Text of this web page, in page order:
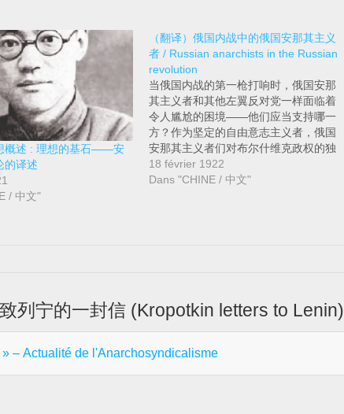
概述 : 理想的基石——安
的译述
/ 中文"
（翻译）俄国内战中的俄国安那其主义
者 / Russian anarchists in the Russian
revolution
当俄国内战的第一枪打响时，俄国安那
其主义者和其他左翼反对党一样面临着
令人尴尬的困境——他们应当支持哪一
方？作为坚定的自由意志主义者，俄国
安那其主义者们对布尔什维克政权的独
裁政策不持任何正面看法，但白军的前
景似乎更是一团乌漆嘛黑，同时，对苏
境。经过多次反省和辩论，不同的无政
府主义者采取了各种立场，例如主动抵
然而，许多人将他们的命运投给了四面
18 février 1922
Dans "CHINE / 中文"
列宁的一封信 (Kropotkin letters to Lenin)
– Actualité de l'Anarchosyndicalisme